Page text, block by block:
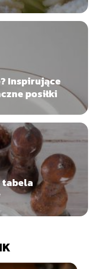
Inspirujące
posiłki
tabela